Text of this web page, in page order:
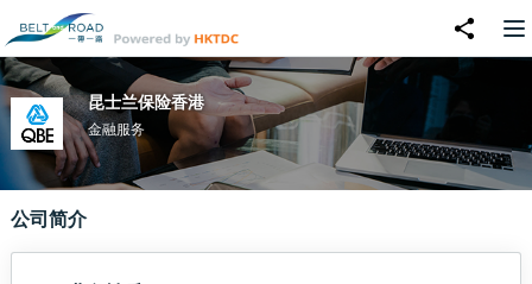
昆士兰保险香港
金融服务
公司简介